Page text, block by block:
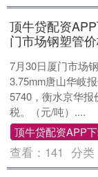
顶牛贷配资
门市场钢塑管
7月30日厦门市场
3.75mm唐山华岐
5740，衡水京华报
税。（元/吨）....
顶牛贷配资APP
查看： 141 分类